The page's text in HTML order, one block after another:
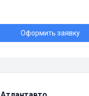
Оформить заявку